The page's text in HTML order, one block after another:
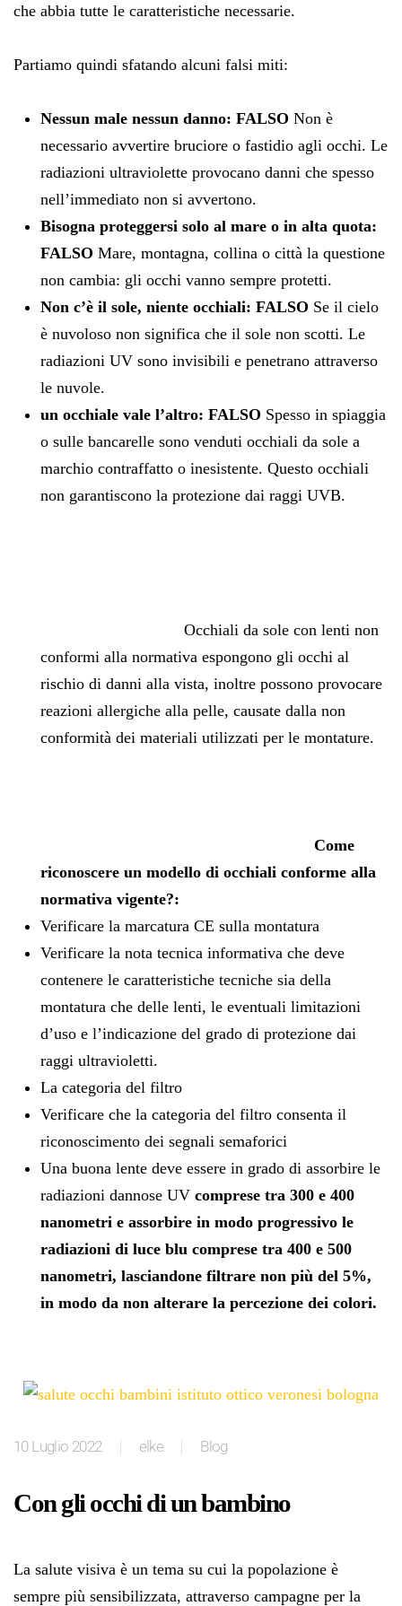
che abbia tutte le caratteristiche necessarie.
Partiamo quindi sfatando alcuni falsi miti:
Nessun male nessun danno: FALSO Non è
necessario avvertire bruciore o fastidio agli occhi. Le
radiazioni ultraviolette provocano danni che spesso
nell’immediato non si avvertono.
Bisogna proteggersi solo al mare o in alta quota:
FALSO Mare, montagna, collina o città la questione
non cambia: gli occhi vanno sempre protetti.
Non c’è il sole, niente occhiali: FALSO Se il cielo
è nuvoloso non significa che il sole non scotti. Le
radiazioni UV sono invisibili e penetrano attraverso
le nuvole.
un occhiale vale l’altro: FALSO Spesso in spiaggia
o sulle bancarelle sono venduti occhiali da sole a
marchio contraffatto o inesistente. Questo occhiali
non garantiscono la protezione dai raggi UVB.
Occhiali da sole con lenti non
conformi alla normativa espongono gli occhi al
rischio di danni alla vista, inoltre possono provocare
reazioni allergiche alla pelle, causate dalla non
conformità dei materiali utilizzati per le montature.
Come
riconoscere un modello di occhiali conforme alla
normativa vigente?:
Verificare la marcatura CE sulla montatura
Verificare la nota tecnica informativa che deve
contenere le caratteristiche tecniche sia della
montatura che delle lenti, le eventuali limitazioni
d’uso e l’indicazione del grado di protezione dai
raggi ultravioletti.
La categoria del filtro
Verificare che la categoria del filtro consenta il
riconoscimento dei segnali semaforici
Una buona lente deve essere in grado di assorbire le
radiazioni dannose UV comprese tra 300 e 400
nanometri e assorbire in modo progressivo le
radiazioni di luce blu comprese tra 400 e 500
nanometri, lasciandone filtrare non più del 5%,
in modo da non alterare la percezione dei colori.
10 Luglio 2022 elke Blog
Con gli occhi di un bambino
La salute visiva è un tema su cui la popolazione è
sempre più sensibilizzata, attraverso campagne per la